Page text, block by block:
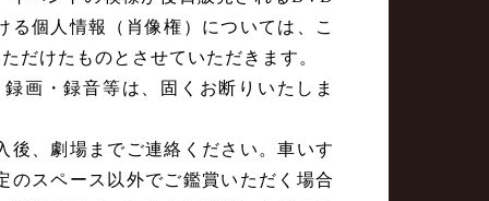
個人情報（肖像権）については、こ
だけたものとさせていただきます。
画・録音等は、固くお断りいたしま
、劇場までご連絡ください。車いす
のスペース以外でご鑑賞いただく場合